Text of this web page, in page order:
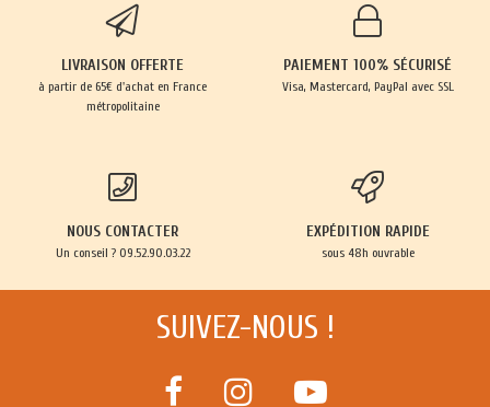
LIVRAISON OFFERTE
à partir de 65€ d'achat en France
métropolitaine
PAIEMENT 100% SÉCURISÉ
Visa, Mastercard, PayPal avec SSL
NOUS CONTACTER
Un conseil ? 09.52.90.03.22
EXPÉDITION RAPIDE
sous 48h ouvrable
SUIVEZ-NOUS !